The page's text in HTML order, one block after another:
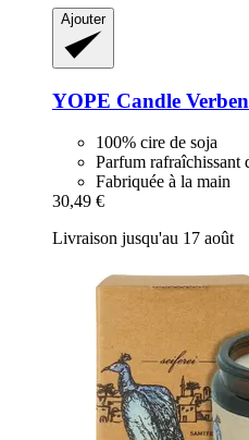
Ajouter
YOPE Candle
100% cire de soja
Parfum rafraîchissant
Fabriquée à la main
30,49 €
Livraison jusqu'au 17 août